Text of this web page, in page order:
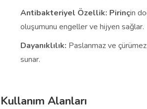
Antibakteriyel Özellik: Pirinçin
oluşumunu engeller ve hijyen sağlar.
Dayanıklılık: Paslanmaz ve
sunar.
Kullanım Alanları